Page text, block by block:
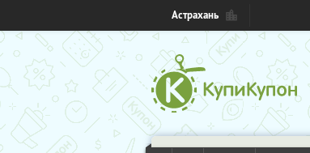
Астрахань